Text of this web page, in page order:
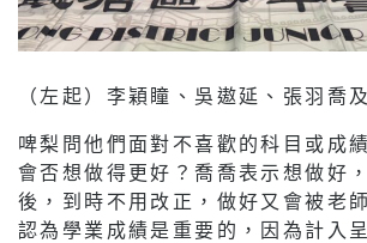
（左起）李穎瞳、吳遨延、張羽喬
啤梨問他們面對不喜歡的科目或成
會否想做得更好？喬喬表示想做好
後，到時不用改正，做好又會被老
認為學業成績是重要的，因為計入